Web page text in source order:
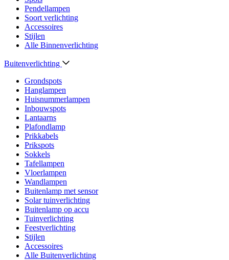
Pendellampen
Soort verlichting
Accessoires
Stijlen
Alle Binnenverlichting
Buitenverlichting
Grondspots
Hanglampen
Huisnummerlampen
Inbouwspots
Lantaarns
Plafondlamp
Prikkabels
Prikspots
Sokkels
Tafellampen
Vloerlampen
Wandlampen
Buitenlamp met sensor
Solar tuinverlichting
Buitenlamp op accu
Tuinverlichting
Feestverlichting
Stijlen
Accessoires
Alle Buitenverlichting